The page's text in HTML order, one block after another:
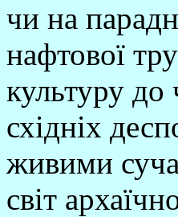
чи на
нафтової
культуру до
східніх
живими
світ